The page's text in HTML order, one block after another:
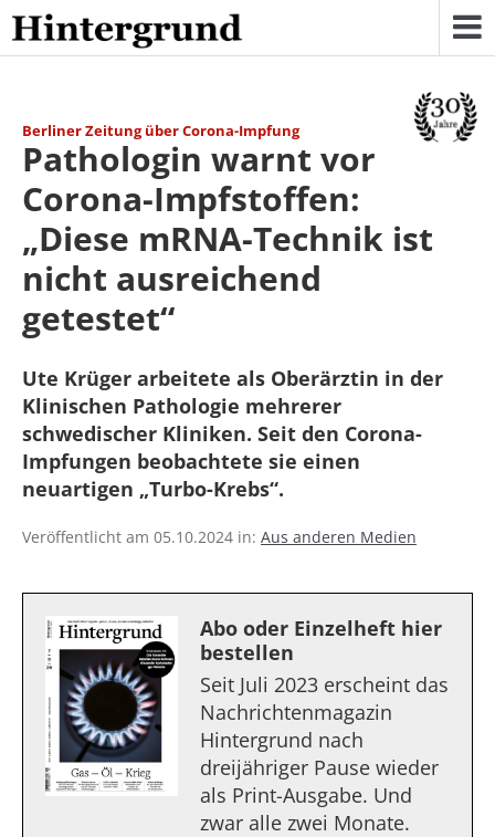
Skip
to
content
Berliner Zeitung über Corona-Impfung
Pathologin warnt vor
Corona-Impfstoffen:
„Diese mRNA-Technik ist
nicht ausreichend
getestet“
Ute Krüger arbeitete als Oberärztin in der
Klinischen Pathologie mehrerer
schwedischer Kliniken. Seit den Corona-
Impfungen beobachtete sie einen
neuartigen „Turbo-Krebs“.
Veröffentlicht am 05.10.2024 in: Aus anderen Medien
Abo oder Einzelheft hier
bestellen
Seit Juli 2023 erscheint das
Nachrichtenmagazin
Hintergrund nach
dreijähriger Pause wieder
als Print-Ausgabe. Und
zwar alle zwei Monate.